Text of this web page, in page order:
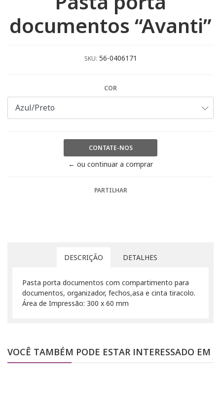
documentos “Avanti”
SKU: 56-0406171
COR
CONTATE-NOS
← ou continuar a comprar
PARTILHAR
DESCRIÇÃO DETALHES
Pasta porta documentos com compartimento para
documentos, organizador, fechos,asa e cinta tiracolo.
Área de Impressão: 300 x 60 mm
VOCÊ TAMBÉM PODE ESTAR INTERESSADO EM